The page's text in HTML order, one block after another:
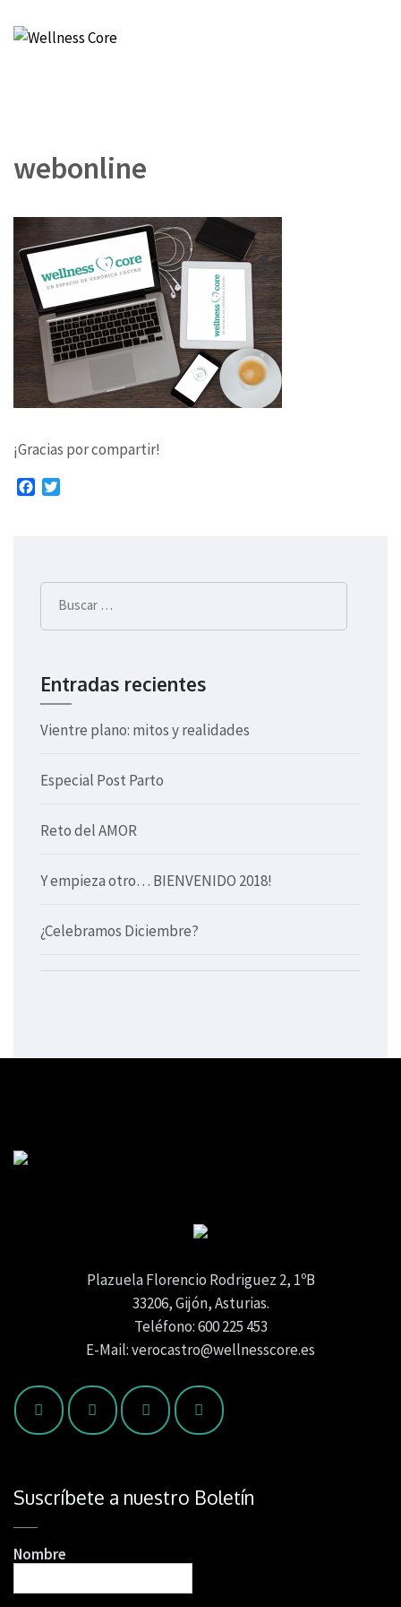
webonline
¡Gracias por compartir!
Facebook
Buscar:
Entradas recientes
Vientre plano: mitos y realidades
Especial Post Parto
Reto del AMOR
Y empieza otro… BIENVENIDO 2018!
¿Celebramos Diciembre?
Plazuela Florencio Rodriguez 2, 1ºB
33206, Gijón, Asturias.
Teléfono: 600 225 453
E-Mail: verocastro@wellnesscore.es
Suscríbete a nuestro Boletín
Nombre